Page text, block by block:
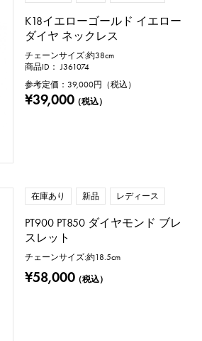
K18イエローゴールド イエロー
ダイヤ ネックレス
チェーンサイズ:約38cm
商品ID： J361074
参考定価：39,000円（税込）
¥39,000（税込）
在庫あり 新品 レディース
PT900 PT850 ダイヤモンド ブレ
スレット
チェーンサイズ:約18.5cm
¥58,000（税込）